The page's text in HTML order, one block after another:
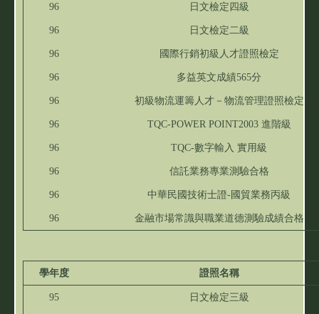
96 日文檢定四級
96 日文檢定二級
96 國際行銷初級人才證照檢定
96 多益英文成績565分
96 初級物流運籌人才－物流管理證照檢定
96 TQC-POWER POINT2003 進階級
96 TQC-數字輸入 實用級
96 信託業務專業測驗合格
96 中華民國技術士證-國貿業務丙級
96 金融市場常識與職業道德測驗成績合格
學年度 證照名稱
95 日文檢定三級